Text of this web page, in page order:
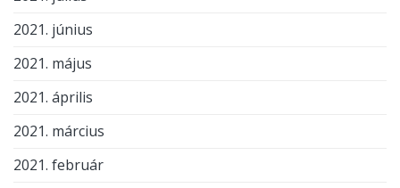
2021. június
2021. május
2021. április
2021. március
2021. február